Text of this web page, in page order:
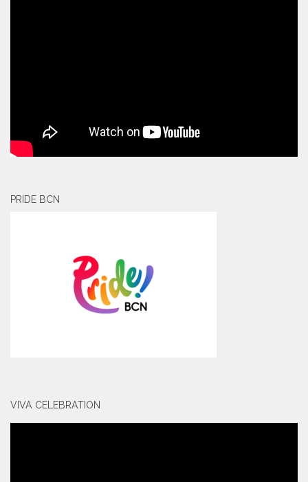
PRIDE BCN
VIVA CELEBRATION